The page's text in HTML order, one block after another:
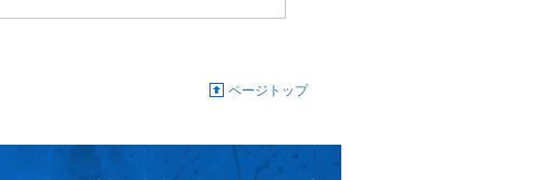
ページトップ